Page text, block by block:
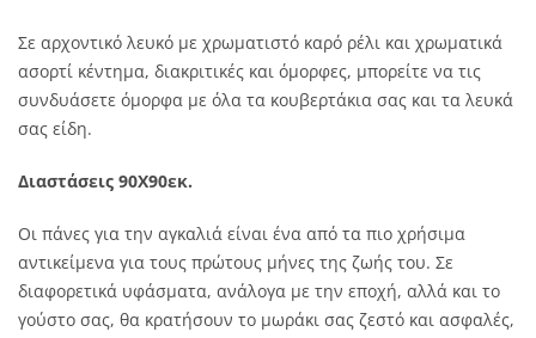
Σε αρχοντικό λευκό με χρωματιστό καρό ρέλι και χρωματικά
ασορτί κέντημα, διακριτικές και όμορφες, μπορείτε να τις
συνδυάσετε όμορφα με όλα τα κουβερτάκια σας και τα λευκά
σας είδη.
Διαστάσεις 90Χ90εκ.
Οι πάνες για την αγκαλιά είναι ένα από τα πιο χρήσιμα
αντικείμενα για τους πρώτους μήνες της ζωής του. Σε
διαφορετικά υφάσματα, ανάλογα με την εποχή, αλλά και το
γούστο σας, θα κρατήσουν το μωράκι σας ζεστό και ασφαλές,